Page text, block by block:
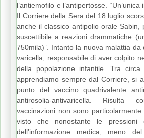
l’antiemofilo e l’antipertosse.
Il Corriere della Sera del 18 luglio
anche il classico antipolio orale Sabin,
suscettibile a reazioni drammatiche
750mila)”. Intanto la nuova malattia da
varicella, responsabile di aver colpito
della popolazione infantile. Tra
apprendiamo sempre dal Corriere, si
punto del vaccino quadrivalente
antirosolia-antivaricella. Risulta
vaccinazioni non sono particolarmente
visto che nonostante le pressioni
dell’informazione medica, meno